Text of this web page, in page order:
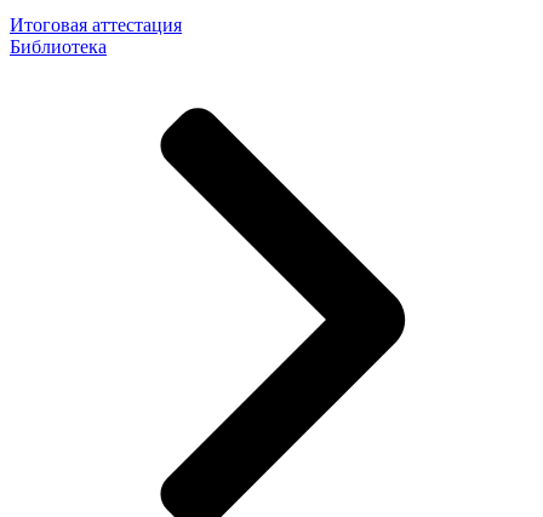
Итоговая аттестация
Библиотека